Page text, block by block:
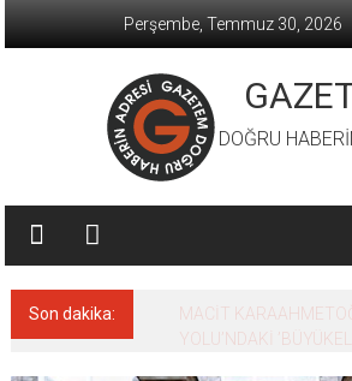
Perşembe, Temmuz 30, 2026
DOĞRU
Son dakika:
MACİT
YOLU’NDAKİ